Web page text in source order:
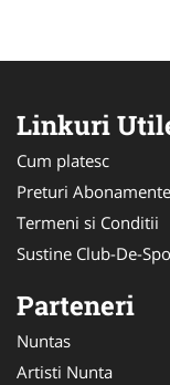
Linkuri
Cum platesc
Preturi Abonamente
Termeni si Conditii
Sustine Club-De-
Parteneri
Nuntas
Artisti Nunta